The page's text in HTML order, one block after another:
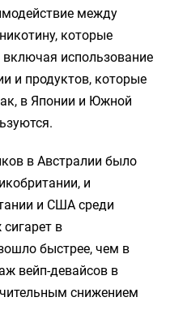
между
которые
включая использование
и продуктов, которые
в Японии и Южной
в Австралии было
и
и США среди
в
быстрее, чем в
вейп-девайсов в
снижением